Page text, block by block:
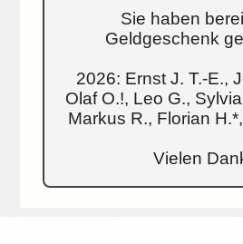
Sie haben
Geldgeschenk
2026: Ernst J. T.-E.,
Olaf O.!, Leo G.,
Markus R., Florian
Vielen